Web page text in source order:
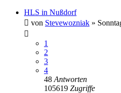
HLS in Nußdorf
von Stevewozniak »
1
2
3
4
48 Antworten
105619 Zugriffe